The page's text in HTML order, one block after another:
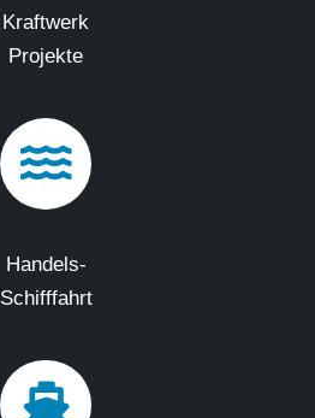
Kraftwerk
Projekte
Handels-
Schifffahrt